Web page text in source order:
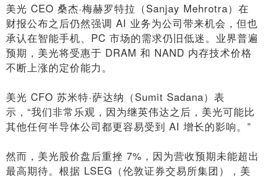
美光 CEO 桑杰·梅赫罗特拉（Sanjay Mehrotra）在
财报公布之后仍然强调 AI 业务为公司带来机会，但也
承认在智能手机、PC 市场的需求仍旧低迷。业界普遍
预期，美光将受惠于 DRAM 和 NAND 内存技术价格
不断上涨的定价能力。
美光 CFO 苏米特·萨达纳（Sumit Sadana）表
示，“我们非常乐观，因为继英伟达之后，美光可能比
其他任何半导体公司都更容易受到 AI 增长的影响。”
然而，美光股价盘后重挫 7%，因为营收预期未能超出
最高期待。根据 LSEG（伦敦证券交易所集团），美